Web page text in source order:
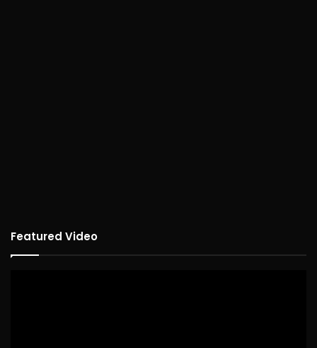
Featured Video